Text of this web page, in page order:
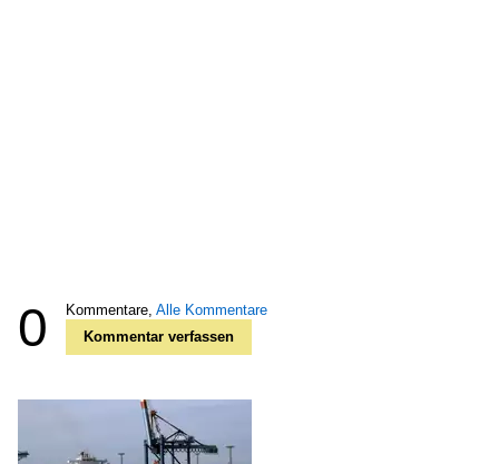
0 Kommentare, Alle Kommentare
Kommentar verfassen